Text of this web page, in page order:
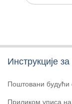
Инструкције
Поштовани будући
Приликом уписа на